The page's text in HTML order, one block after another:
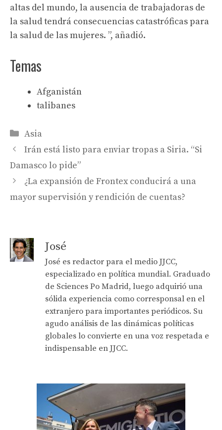
altas del mundo, la ausencia de trabajadoras de
la salud tendrá consecuencias catastróficas para
la salud de las mujeres. ”, añadió.
Temas
Afganistán
talibanes
Categories
Asia
Irán está listo para enviar tropas a Siria. “Si
Damasco lo pide”
¿La expansión de Frontex conducirá a una
mayor supervisión y rendición de cuentas?
José
José es redactor para el medio JJCC,
especializado en política mundial. Graduado
de Sciences Po Madrid, luego adquirió una
sólida experiencia como corresponsal en el
extranjero para importantes periódicos. Su
agudo análisis de las dinámicas políticas
globales lo convierte en una voz respetada e
indispensable en JJCC.